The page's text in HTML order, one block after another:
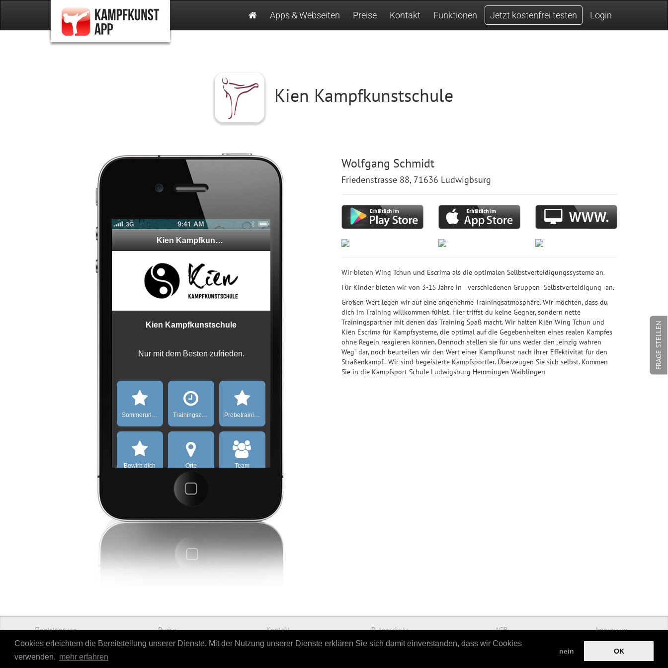
Cookies erleichtern die Bereitstellung unserer Dienste. Mit der Nutzung unserer Dienste erklären Sie sich damit einverstanden, dass wir Cookies
verwenden. mehr erfahren
nein OK
Apps & Webseiten Preise Kontakt Funktionen Jetzt kostenfrei testen Login
Kien Kampfkunstschule
Wolfgang Schmidt
Friedenstrasse 88, 71636 Ludwigbsurg
Wir bieten Wing Tchun und Escrima als die optimalen Sellbstverteidigungssysteme an.
Für Kinder bieten wir von 3-15 Jahre in verschiedenen Gruppen Selbstverteidigung an.
Großen Wert legen wir auf eine angenehme Trainingsatmosphäre. Wir möchten, dass du
dich im Training willkommen fühlst. Hier triffst du keine Gegner, sondern nette
Trainingspartner mit denen das Training Spaß macht. Wir halten Kiën Wing Tchun und
Kiën Escrima für Kampfsysteme, die optimal auf die Gegebenheiten eines realen Kampfes
ohne Regeln reagieren können. Dennoch stellen sie für uns weder den „einzig wahren
Weg“ dar, noch beurteilen wir den Wert einer Kampfkunst nach ihrer Effektivität für den
Straßenkampf.. Wir sind begeisterte Kampfsportler. Überzeugen Sie sich selbst. Kommen
Sie in die Kampfsport Schule Ludwigsburg Hemmingen Waiblingen
Registrierung Preise Kontakt Datenschutz AGB Impressum
FRAGE STELLEN